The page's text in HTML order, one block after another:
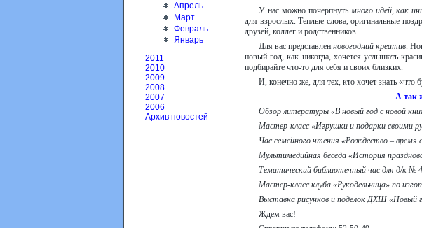
Апрель
Март
Февраль
Январь
2011
2010
2009
2008
2007
2006
Архив новостей
У нас можно почерпнутьмного идей, как
для взрослых. Теплые слова, оригинальные
друзей, коллег и родственников.
Для вас представленновогодний креатив.
новый год, как никогда, хочется услышать
подбирайте что-то для себя и своих близких.
И, конечно же, для тех, кто хочет знать «что
А так
Обзор литературы «В новый год с новой
Мастер-класс «Игрушки и подарки своими
Час семейного чтения «Рождество – время
Мультимедийная беседа «История
Тематический библиотечный час для д/к
Мастер-класс клуба «Рукодельница» по
Выставка рисунков и поделок ДХШ «Новый
Ждем вас!